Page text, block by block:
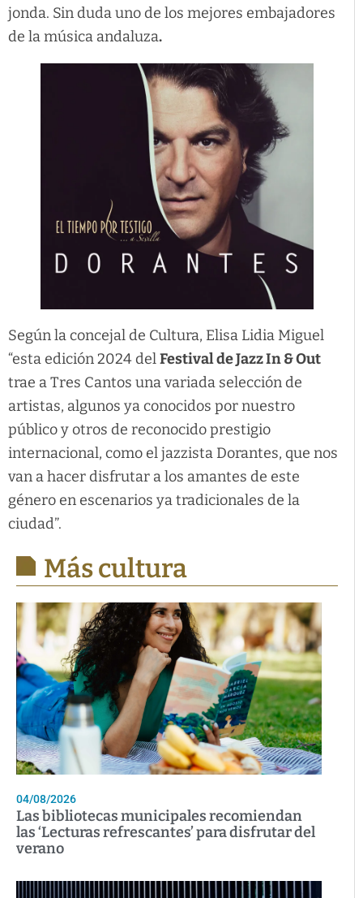
jonda. Sin duda uno de los mejores embajadores
de la música andaluza.
Según la concejal de Cultura, Elisa Lidia Miguel
“esta edición 2024 delFestival de JazzIn & Out
trae a Tres Cantos una variada selección de
artistas, algunos ya conocidos por nuestro
público y otros de reconocido prestigio
internacional, como el jazzista Dorantes, que nos
van a hacer disfrutar a los amantes de este
género en escenarios ya tradicionales de la
ciudad”.
Más cultura
04/08/2026
Las bibliotecas municipales recomiendan
las ‘Lecturas refrescantes’ para disfrutar del
verano